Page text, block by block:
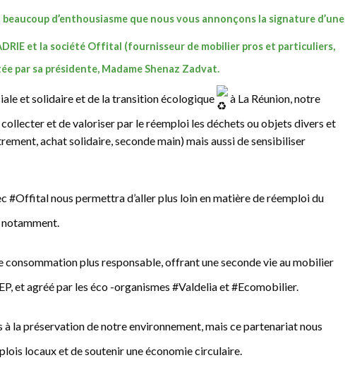
d’enthousiasme que nous vous annonçons la signature d’une
et la société Offital (fournisseur de mobilier pros et particuliers,
par sa présidente, Madame Shenaz Zadvat.
et solidaire et de la transition écologique
à La Réunion, notre
collecter et de valoriser par le réemploi les déchets ou objets divers et
achat solidaire, seconde main) mais aussi de sensibiliser
#Offitalnous permettra d’aller plus loin en matière de réemploi du
consommation plus responsable, offrant une seconde vie au mobilier
, et agréé par les éco -organismes #Valdeliaet#Ecomobilier.
la préservation de notre environnement, mais ce partenariat nous
locaux et de soutenir une économie circulaire.